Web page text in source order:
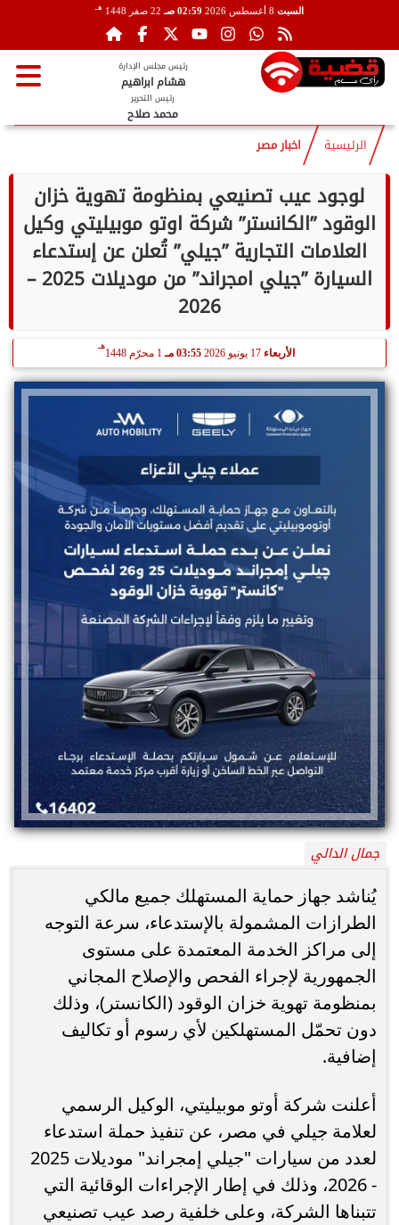
السبت 02:59 صـ 22 صفر 1448 هـ
رئيس مجلس الإدارة
هشام ابراهيم
رئيس التحرير
محمد صلاح
الرئيسية اخبار مصر
لوجود عيب تصنيعي بمنظومة تهوية خزان
الوقود ”الكانستر” شركة اوتو موبيليتي وكيل
العلامات التجارية ”جيلي” تُعلن عن إستدعاء
السيارة ”جيلي امجراند” من موديلات 2025 –
2026
الأربعاء 17 يونيو 2026 03:55 مـ 1 محرّم 1448
هـ
جمال الدالي
يُناشد جهاز حماية المستهلك جميع مالكي
الطرازات المشمولة بالإستدعاء، سرعة التوجه
إلى مراكز الخدمة المعتمدة على مستوى
الجمهورية لإجراء الفحص والإصلاح المجاني
بمنظومة تهوية خزان الوقود (الكانستر)، وذلك
دون تحمّل المستهلكين لأي رسوم أو تكاليف
إضافية.
أعلنت شركة أوتو موبيليتي، الوكيل الرسمي
لعلامة جيلي في مصر، عن تنفيذ حملة استدعاء
لعدد من سيارات "جيلي إمجراند" موديلات 2025
- 2026، وذلك في إطار الإجراءات الوقائية التي
تتبناها الشركة، وعلى خلفية رصد عيب تصنيعي